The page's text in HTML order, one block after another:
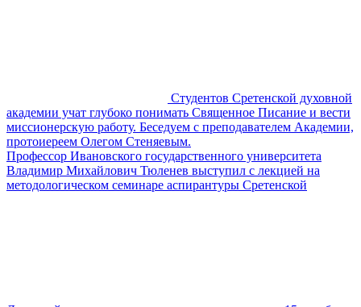
Студентов Сретенской духовной
академии учат глубоко понимать Священное Писание и вести
миссионерскую работу. Беседуем с преподавателем Академии,
протоиереем Олегом Стеняевым.
Профессор Ивановского государственного университета
Владимир Михайлович Тюленев выступил с лекцией на
методологическом семинаре аспирантуры Сретенской